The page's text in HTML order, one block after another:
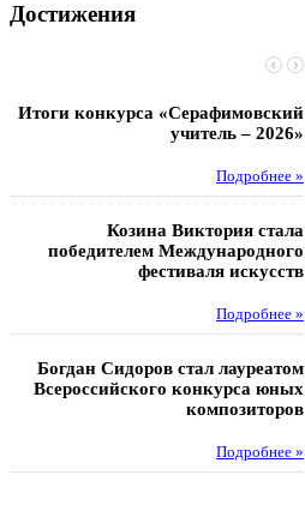
Достижения
Итоги конкурса «Серафимовский
учитель – 2026»
Подробнее »
Козина Виктория стала
победителем Международного
фестиваля искусств
Подробнее »
Богдан Сидоров стал лауреатом
Всероссийского конкурса юных
композиторов
Подробнее »